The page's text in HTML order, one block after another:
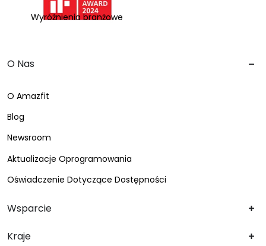
Wyróżnienia branżowe
O Nas
O Amazfit
Blog
Newsroom
Aktualizacje Oprogramowania
Oświadczenie Dotyczące Dostępności
Wsparcie
Kraje